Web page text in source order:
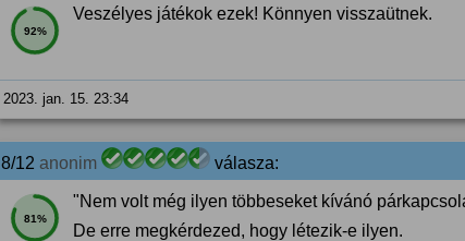
92%
Veszélyes játékok ezek! Könnyen visszaütnek.
2023. jan. 15. 23:34
8/12 anonim válasza:
81%
"Nem volt még ilyen többeseket kívánó
De erre megkérdezed, hogy létezik-e ilyen.